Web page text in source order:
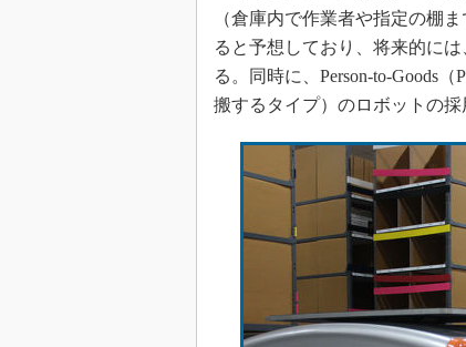
（倉庫内で作業者や指定の棚
ると予想しており、将来的に
る。同時に、Person-to-Goods
搬するタイプ）のロボットの採